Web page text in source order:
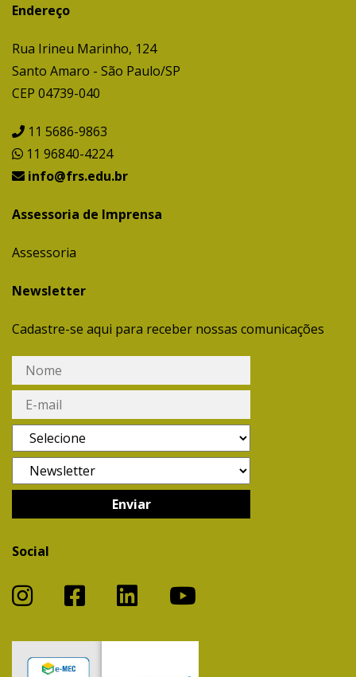
Endereço
Rua Irineu Marinho, 124
Santo Amaro - São Paulo/SP
CEP 04739-040
11 5686-9863
11 96840-4224
info@frs.edu.br
Assessoria de Imprensa
Assessoria
Newsletter
Cadastre-se aqui para receber nossas comunicações
Social